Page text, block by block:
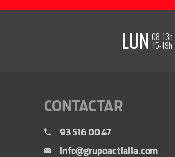
LUN 08-13h
15-19h
CONTACTAR
93 516 00 47
info@grupoactialia.com